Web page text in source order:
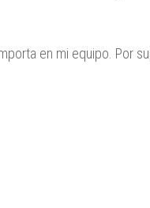
en mi equipo. Por